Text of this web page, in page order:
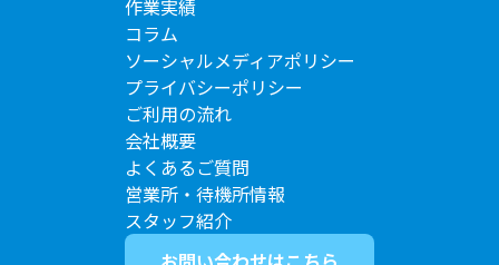
作業実績
コラム
ソーシャルメディアポリシー
プライバシーポリシー
ご利用の流れ
会社概要
よくあるご質問
営業所・待機所情報
スタッフ紹介